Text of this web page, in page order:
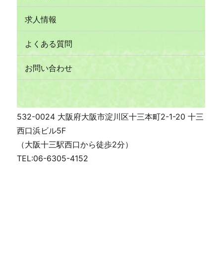
求人情報
よくある質問
お問い合わせ
532-0024 大阪府大阪市淀川区十三本町2-1-20 十三
西口浜ビル5F
（大阪十三駅西口から徒歩2分）
TEL:06-6305-4152